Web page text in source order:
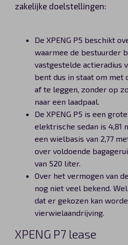
zakelijke doelstellingen:
De XPENG P5 beschikt
waarmee de bestuurder
vastgestelde actieradius
bent dus in staat om met
af te leggen, zonder op
naar een laadpaal.
De XPENG P5 is een
elektrische sedan is 4,81
een wielbasis van 2,77
over voldoende
van 520 liter.
Over het vermogen van
nog niet veel bekend.
dat er gekozen kan
vierwielaandrijving.
XPENG P7 lease